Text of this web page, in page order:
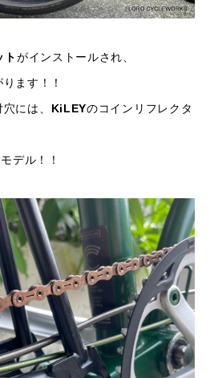
トがインストールされ、
ます！！
には、 KiLEYのコインリフレクタ
デル！！